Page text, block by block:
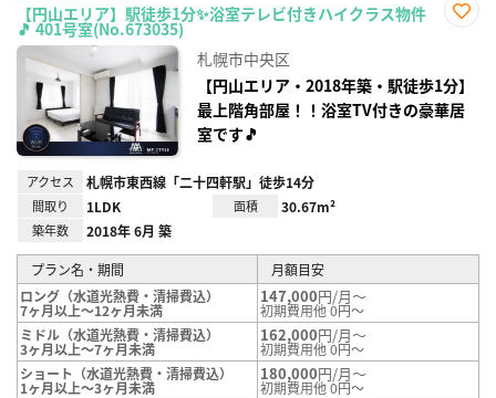
【円山エリア】駅徒歩1分✨浴室テレビ付きハイクラス物件
🎵 401号室(No.673035)
録
札幌市中央区
【円山エリア・2018年築・駅徒歩1分】
最上階角部屋！！浴室TV付きの豪華居
室です🎵
アクセス 札幌市東西線「二十四軒駅」徒歩14分
間取り 1LDK 面積 30.67m²
築年数 2018年 6月 築
プラン名・期間
月額目安
ロング（水道光熱費・清掃費込）
7ヶ月以上～12ヶ月未満
147,000円/月～
初期費用他 0円～
ミドル（水道光熱費・清掃費込）
3ヶ月以上～7ヶ月未満
162,000円/月～
初期費用他 0円～
ショート（水道光熱費・清掃費込）
1ヶ月以上～3ヶ月未満
180,000円/月～
初期費用他 0円～